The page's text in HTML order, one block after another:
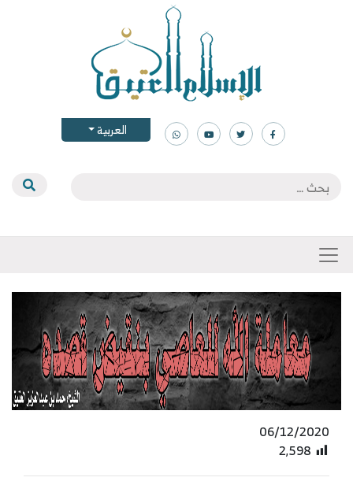
العربية
06/12/2020
2٬598